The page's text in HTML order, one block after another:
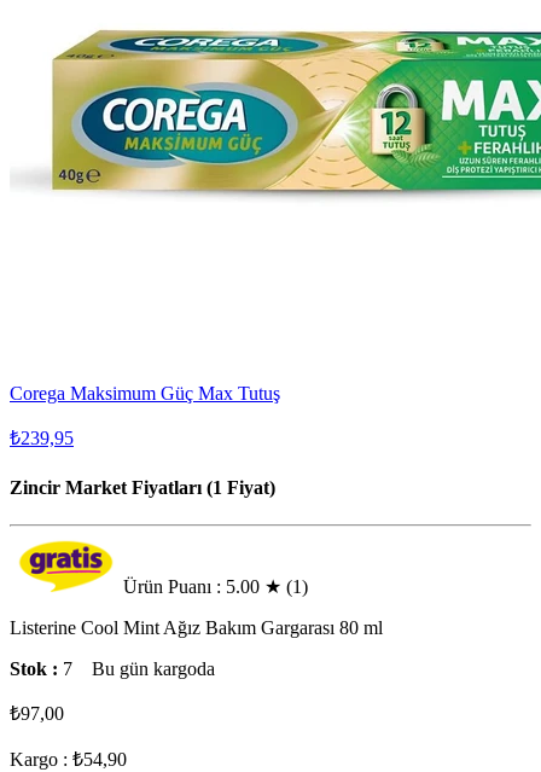
Corega Maksimum Güç Max Tutuş
₺239,95
Zincir Market Fiyatları (1 Fiyat)
Ürün Puanı : 5.00 ★ (1)
Listerine Cool Mint Ağız Bakım Gargarası 80 ml
Stok : 7 Bu gün kargoda
₺97,00
Kargo : ₺54,90